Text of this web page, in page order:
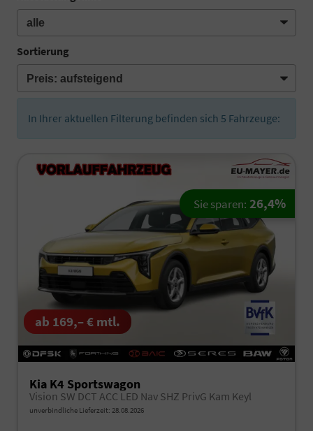
Sortierung
In Ihrer aktuellen Filterung befinden sich 5 Fahrzeuge:
ab 169,– € mtl.
Kia K4 Sportswagon
Vision SW DCT ACC LED Nav SHZ PrivG Kam Keyl
unverbindliche Lieferzeit: 28.08.2026
Sie sparen: 26,4%